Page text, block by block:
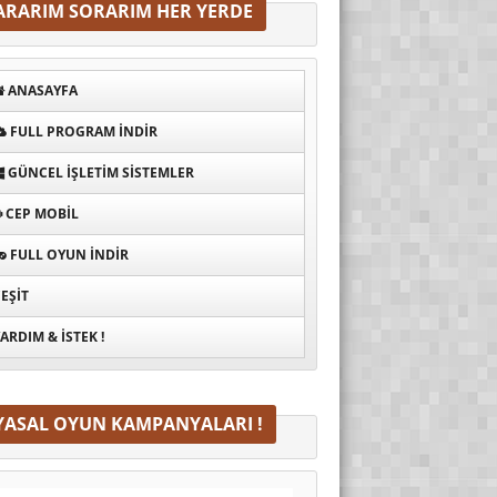
SORARIM HER YERDE
ANASAYFA
FULL PROGRAM INDIR
GÜNCEL İŞLETIM SISTEMLER
CEP MOBIL
FULL OYUN İNDIR
& İSTEK !
OYUN KAMPANYALARI !